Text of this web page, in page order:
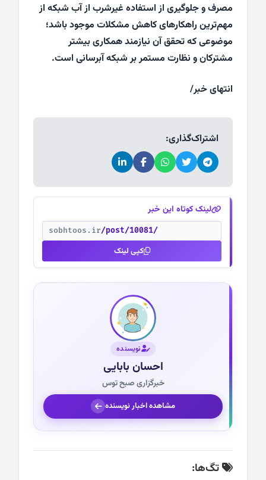
مصرف و جلوگیری از استفاده غیرشرب از آب شبکه از
مهم‌ترین راهکارهای کاهش مشکلات موجود باشد؛
موضوعی که تحقق آن نیازمند همکاری بیشتر
مشترکان و نظارت مستمر بر شبکه آبرسانی است.
انتهای خبر/
اشتراک‌گذاری:
لینک کوتاه این خبر
sobhtoos.ir/post/10081/
کپی لینک
نویسنده
احسان بابایی
خبرگزاری صبح توس
مشاهده اخبار نویسنده
تگ‌ها: